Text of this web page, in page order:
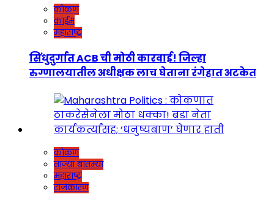
कोकण
क्राईम
महाराष्ट्र
सिंधुदुर्गात ACB ची मोठी कारवाई! जिल्हा
रुग्णालयातील अधीक्षक लाच घेताना रंगेहात अटकेत
कोकण
ताज्या बातम्या
महाराष्ट्र
राजकारण